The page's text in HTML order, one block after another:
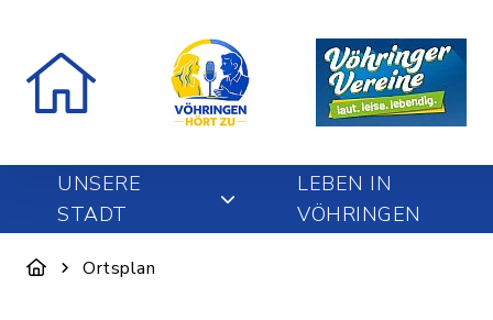
UNSERE
STADT
LEBEN IN
VÖHRINGEN
Ortsplan